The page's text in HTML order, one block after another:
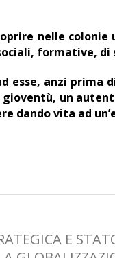
nelle colonie
formative, di
esse, anzi prima
un
dando vita ad
E